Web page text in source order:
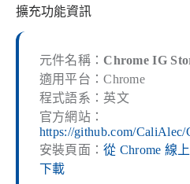
擴充功能資訊
元件名稱：Chrome IG
適用平台：Chrome
程式語系：英文
官方網站：
https://github.com/CaliAlec/
安裝頁面：從 Chrome 線
下載